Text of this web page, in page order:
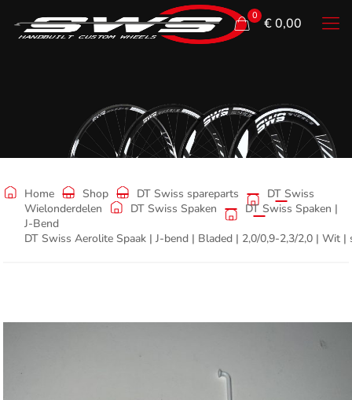
0 € 0,00
Shop
Home Shop DT Swiss spareparts
DT Swiss
Wielonderdelen
DT Swiss Spaken
DT Swiss Spaken |
J-Bend
DT Swiss Aerolite Spaak | J-bend | Bladed | 2,0/0,9-2,3/2,0 | Wit |